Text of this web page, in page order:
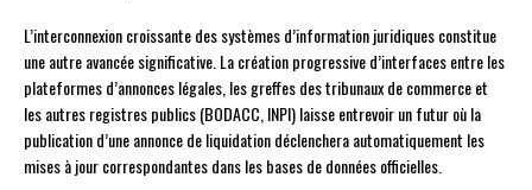
L’interconnexion croissante des systèmes d’information juridiques constitue
une autre avancée significative. La création progressive d’interfaces entre les
plateformes d’annonces légales, les greffes des tribunaux de commerce et
les autres registres publics (BODACC, INPI) laisse entrevoir un futur où la
publication d’une annonce de liquidation déclenchera automatiquement les
mises à jour correspondantes dans les bases de données officielles.